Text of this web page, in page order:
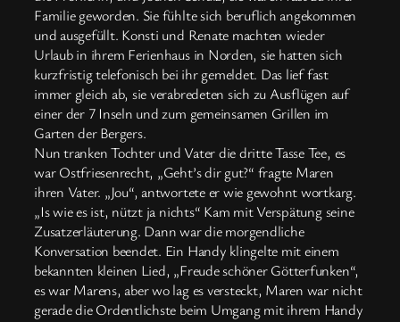
Familie geworden. Sie fühlte sich beruflich angekommen
und ausgefüllt. Konsti und Renate machten wieder
Urlaub in ihrem Ferienhaus in Norden, sie hatten sich
kurzfristig telefonisch bei ihr gemeldet. Das lief fast
immer gleich ab, sie verabredeten sich zu Ausflügen auf
einer der 7 Inseln und zum gemeinsamen Grillen im
Garten der Bergers.
Nun tranken Tochter und Vater die dritte Tasse Tee, es
war Ostfriesenrecht, „Geht’s dir gut?“ fragte Maren
ihren Vater. „Jou“, antwortete er wie gewohnt wortkarg.
„Is wie es ist, nützt ja nichts“ Kam mit Verspätung seine
Zusatzerläuterung. Dann war die morgendliche
Konversation beendet. Ein Handy klingelte mit einem
bekannten kleinen Lied, „Freude schöner Götterfunken“,
es war Marens, aber wo lag es versteckt, Maren war nicht
gerade die Ordentlichste beim Umgang mit ihrem Handy